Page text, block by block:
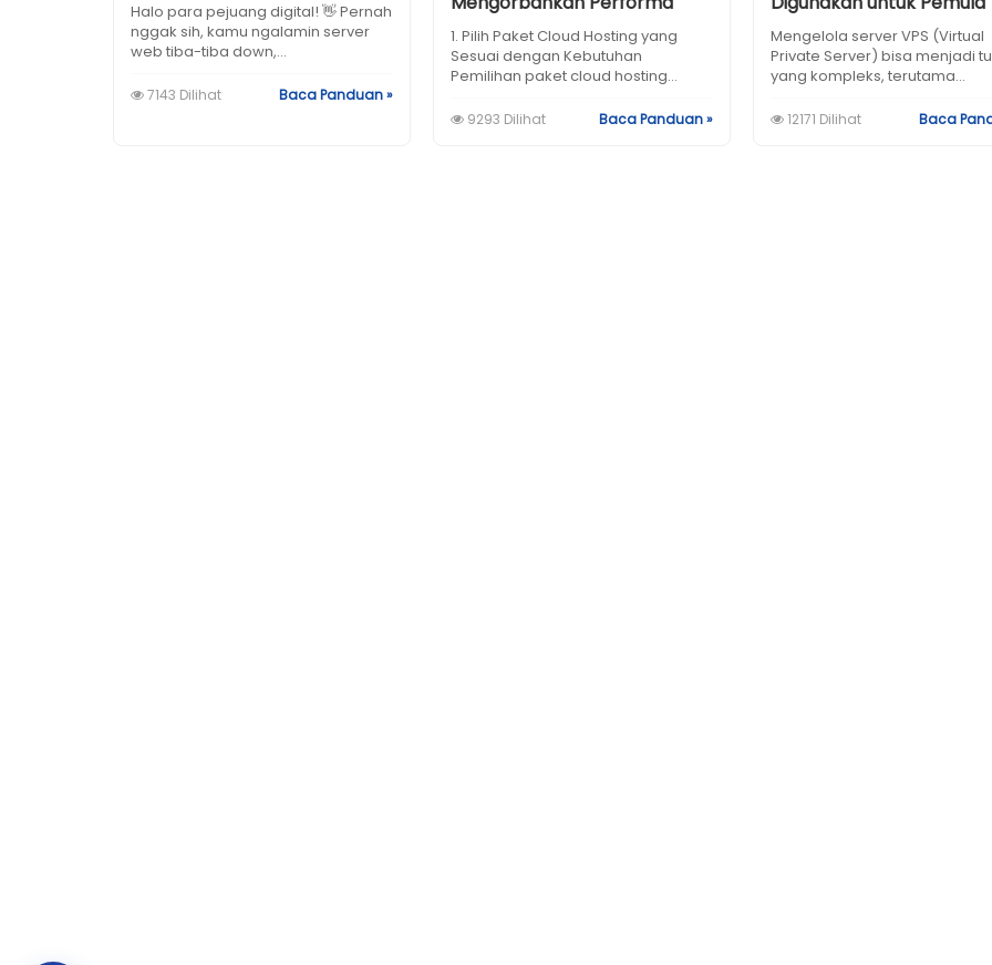
Halo para pejuang digital! 👋 Pernah
nggak sih, kamu ngalamin server
web tiba-tiba down,...
7143 Dilihat Baca Panduan »
1. Pilih Paket Cloud Hosting yang
Sesuai dengan Kebutuhan
Pemilihan paket cloud hosting...
9293 Dilihat Baca Panduan »
Mengelola server VPS (Virtual
Private Server) bisa menjadi
yang kompleks, terutama...
12171 Dilihat Baca